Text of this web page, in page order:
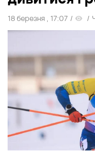
18 березня , 17:07 / /